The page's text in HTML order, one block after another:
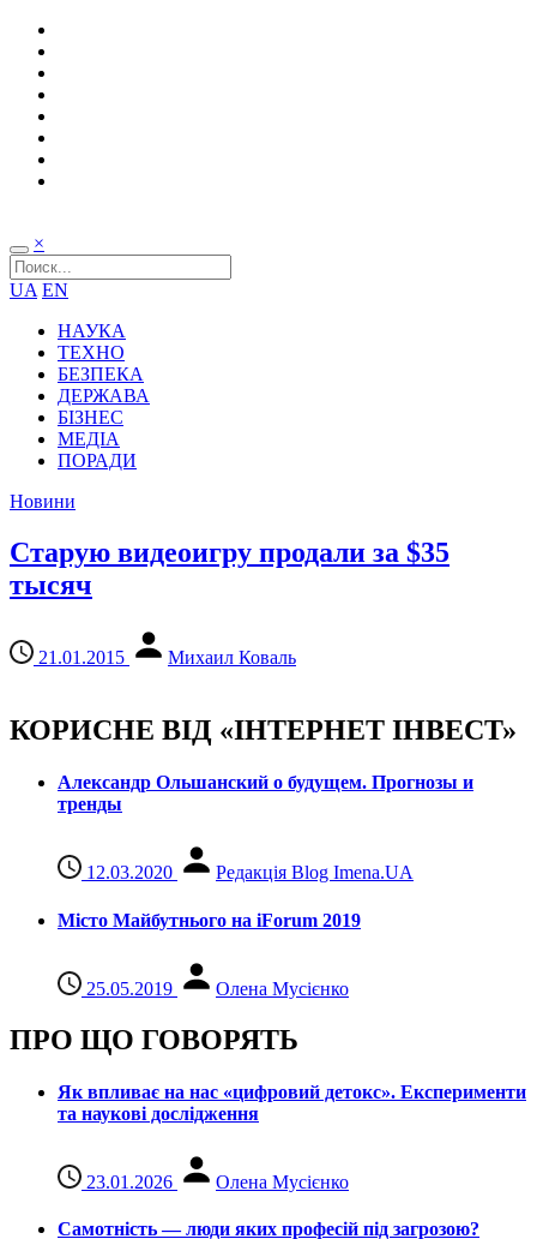
×
UA EN
НАУКА
ТЕХНО
БЕЗПЕКА
ДЕРЖАВА
БІЗНЕС
МЕДІА
ПОРАДИ
Новини
Старую видеоигру продали за $35
тысяч
21.01.2015 Михаил Коваль
КОРИСНЕ ВІД «ІНТЕРНЕТ ІНВЕСТ»
Александр Ольшанский о будущем. Прогнозы и
тренды
12.03.2020 Редакція Blog Imena.UA
Місто Майбутнього на iForum 2019
25.05.2019 Олена Мусієнко
ПРО ЩО ГОВОРЯТЬ
Як впливає на нас «цифровий детокс». Експерименти
та наукові дослідження
23.01.2026 Олена Мусієнко
Самотність — люди яких професій під загрозою?